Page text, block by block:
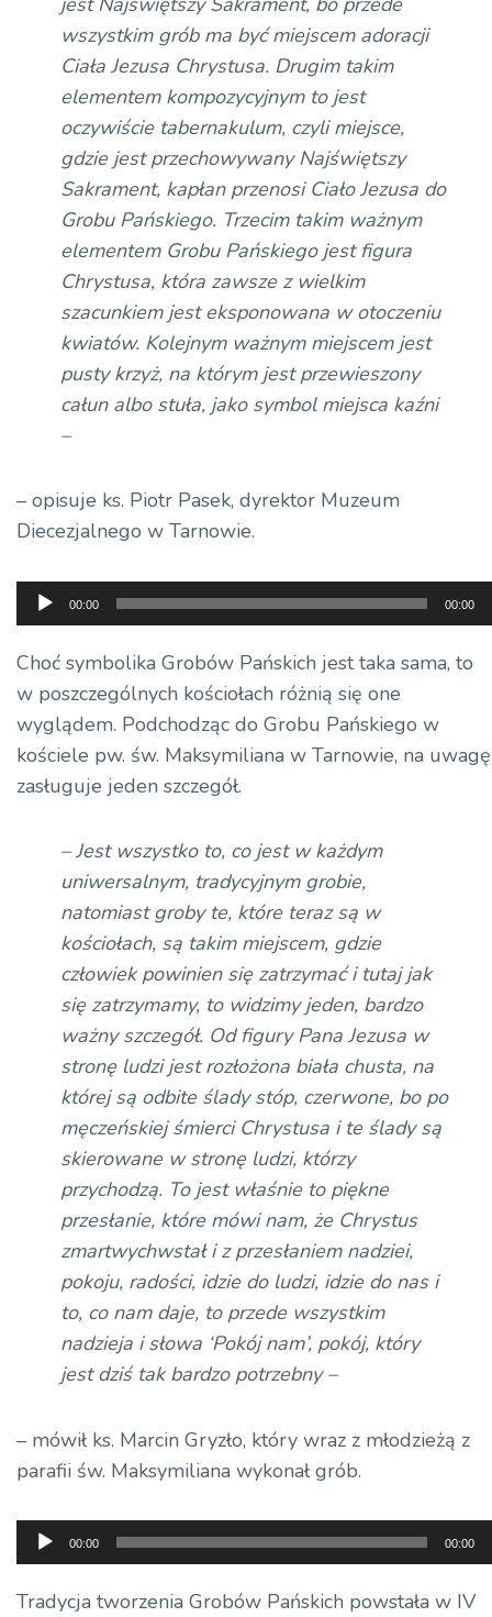
wszystkim grób ma być miejscem adoracji
Ciała Jezusa Chrystusa. Drugim takim
elementem kompozycyjnym to jest
oczywiście tabernakulum, czyli miejsce,
gdzie jest przechowywany Najświętszy
Sakrament, kapłan przenosi Ciało Jezusa do
Grobu Pańskiego. Trzecim takim ważnym
elementem Grobu Pańskiego jest figura
Chrystusa, która zawsze z wielkim
szacunkiem jest eksponowana w otoczeniu
kwiatów. Kolejnym ważnym miejscem jest
pusty krzyż, na którym jest przewieszony
całun albo stuła, jako symbol miejsca kaźni
–
– opisuje ks. Piotr Pasek, dyrektor Muzeum
Diecezjalnego w Tarnowie.
Odtwarzacz
plików
dźwiękowych
00:00 00:00
Choć symbolika Grobów Pańskich jest taka sama, to
w poszczególnych kościołach różnią się one
wyglądem. Podchodząc do Grobu Pańskiego w
kościele pw. św. Maksymiliana w Tarnowie, na uwagę
zasługuje jeden szczegół.
– Jest wszystko to, co jest w każdym
uniwersalnym, tradycyjnym grobie,
natomiast groby te, które teraz są w
kościołach, są takim miejscem, gdzie
człowiek powinien się zatrzymać i tutaj jak
się zatrzymamy, to widzimy jeden, bardzo
ważny szczegół. Od figury Pana Jezusa w
stronę ludzi jest rozłożona biała chusta, na
której są odbite ślady stóp, czerwone, bo po
męczeńskiej śmierci Chrystusa i te ślady są
skierowane w stronę ludzi, którzy
przychodzą. To jest właśnie to piękne
przesłanie, które mówi nam, że Chrystus
zmartwychwstał i z przesłaniem nadziei,
pokoju, radości, idzie do ludzi, idzie do nas i
to, co nam daje, to przede wszystkim
nadzieja i słowa ‘Pokój nam’, pokój, który
jest dziś tak bardzo potrzebny –
– mówił ks. Marcin Gryzło, który wraz z młodzieżą z
parafii św. Maksymiliana wykonał grób.
Odtwarzacz
plików
dźwiękowych
00:00 00:00
Tradycja tworzenia Grobów Pańskich powstała w IV